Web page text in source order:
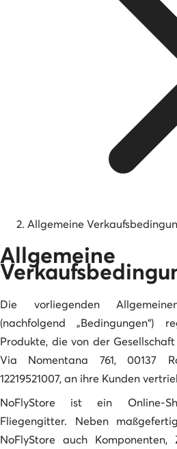
Allgemeine
Allgemeine
Die vorliegenden
(nachfolgend
Produkte, die von der
Via Nomentana 761, 00137
12219521007, an ihre Kunden
NoFlyStore ist ein Online-
Fliegengitter. Neben
NoFlyStore auch Komponenten,